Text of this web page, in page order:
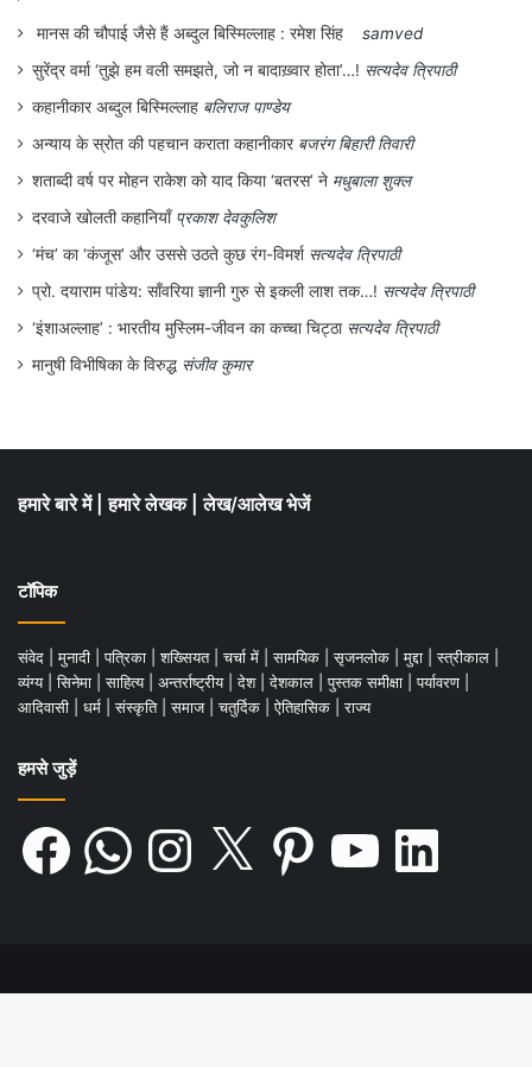
मानस की चौपाई जैसे हैं अब्दुल बिस्मिल्लाह : रमेश सिंह
samved
सुरेंद्र वर्मा ‘तुझे हम वली समझते, जो न बादाख़्वार होता’…! सत्यदेव त्रिपाठी
कहानीकार अब्दुल बिस्मिल्लाह बलिराज पाण्डेय
अन्याय के स्रोत की पहचान कराता कहानीकार बजरंग बिहारी तिवारी
शताब्दी वर्ष पर मोहन राकेश को याद किया ‘बतरस’ ने मधुबाला शुक्ल
दरवाजे खोलती कहानियाँ प्रकाश देवकुलिश
‘मंच’ का ‘कंजूस’ और उससे उठते कुछ रंग-विमर्श सत्यदेव त्रिपाठी
प्रो. दयाराम पांडेय: साँवरिया ज्ञानी गुरु से इकली लाश तक…! सत्यदेव त्रिपाठी
‘इंशाअल्लाह’ : भारतीय मुस्लिम-जीवन का कच्चा चिट्ठा सत्यदेव त्रिपाठी
मानुषी विभीषिका के विरुद्ध संजीव कुमार
हमारे बारे में हमारे लेखक लेख/आलेख भेजें
टॉपिक
संवेद मुनादी पत्रिका शख्सियत चर्चा में सामयिक सृजनलोक मुद्दा स्त्रीकाल
व्यंग्य
सिनेमा साहित्य अन्तर्राष्ट्रीय देश देशकाल पुस्तक समीक्षा पर्यावरण
आदिवासी
धर्म संस्कृति समाज चतुर्दिक ऐतिहासिक राज्य
हमसे जुड़ें
Facebook WhatsAppInstagram Pinterest LinkedIn